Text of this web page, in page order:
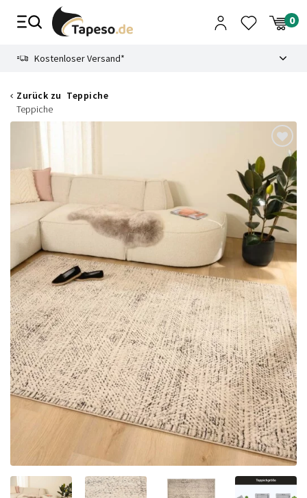
Zusammenbruch
Kostenloser Versand*
Zurück zu Teppiche
Teppiche